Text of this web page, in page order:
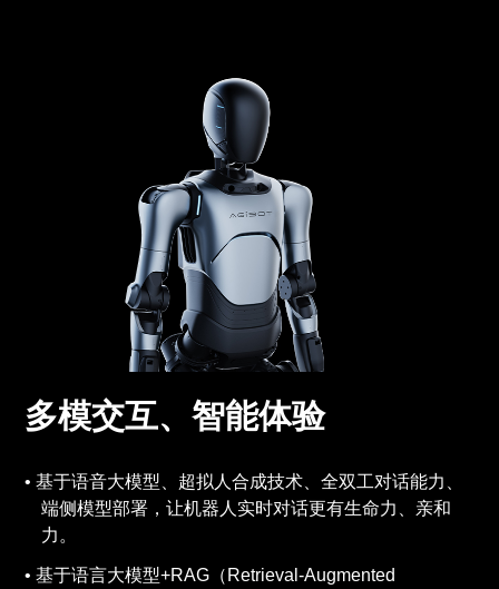
多模交互、智能体验
基于语音大模型、超拟人合成技术、全双工对话能力、
端侧模型部署，让机器人实时对话更有生命力、亲和
力。
基于语言大模型+RAG（Retrieval-Augmented